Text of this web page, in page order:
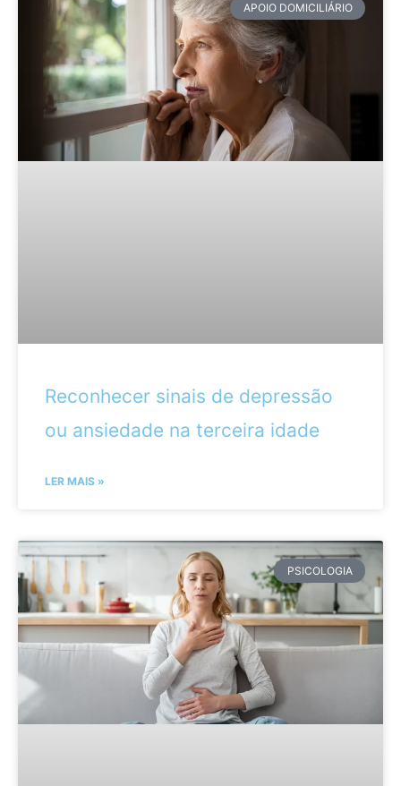
APOIO DOMICILIÁRIO
Reconhecer sinais de depressão
ou ansiedade na terceira idade
LER MAIS »
PSICOLOGIA